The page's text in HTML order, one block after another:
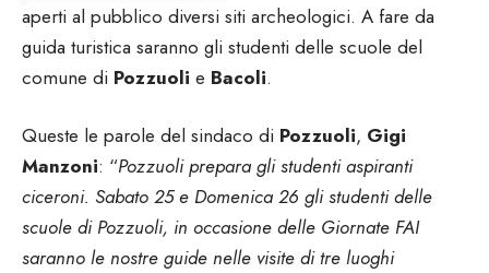
aperti al pubblico diversi siti archeologici. A fare da
guida turistica saranno gli studenti delle scuole del
comune di Pozzuoli e Bacoli.
Queste le parole del sindaco di Pozzuoli, Gigi
Manzoni: “Pozzuoli prepara gli studenti aspiranti
ciceroni. Sabato 25 e Domenica 26 gli studenti delle
scuole di Pozzuoli, in occasione delle Giornate FAI
saranno le nostre guide nelle visite di tre luoghi